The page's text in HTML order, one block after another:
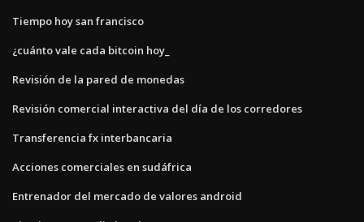
Tiempo hoy san francisco
¿cuánto vale cada bitcoin hoy_
Revisión de la pared de monedas
Revisión comercial interactiva del día de los corredores
Transferencia fx interbancaria
Acciones comerciales en sudáfrica
Entrenador del mercado de valores android